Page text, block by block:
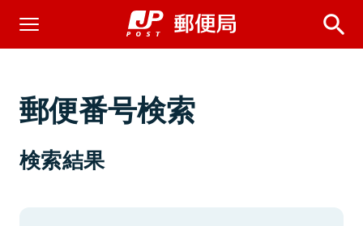
郵便番号検索
検索結果